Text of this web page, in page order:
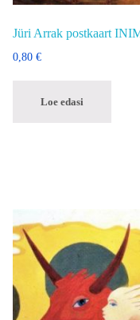
Jüri Arrak postkaart
0,80 €
Loe edasi